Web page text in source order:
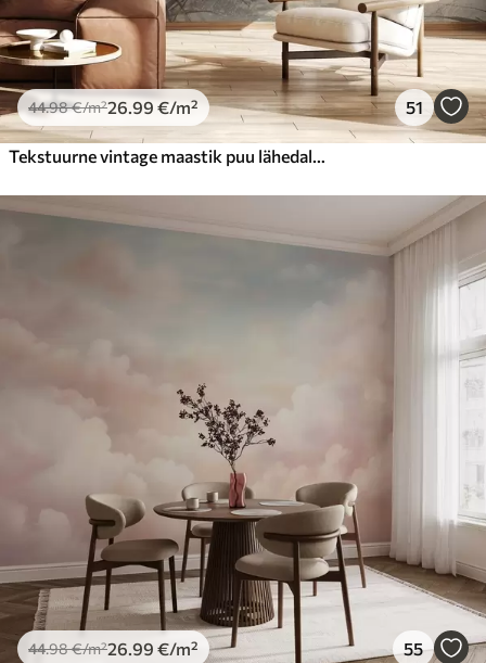
44.98€/m²26 .99 €/m² 51
44.98€/m²26 .99 €/m² 55